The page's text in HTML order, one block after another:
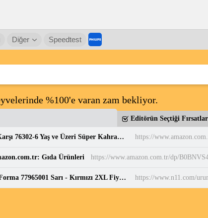
Diğer Speedtest
%100'e varan zam bekliyor.
Editörün Seçtiği Fırsatlar
LEGO DC Superman Robotu, Lex Luthor’a Karşı 76302-6 Yaş ve Üzeri Süper Kahraman Sevenler için Yaratıcı Oyuncak Yapım Seti, Doğum Günü Hediyesi (120 Parça) : Amazon.com.tr: Oyuncak https://
Gıda Ürünleri https://www.amazon.com.tr/dp/
Galatasaray Puma 2024/2025 İç Saha Parçalı Forma 77965001 Sarı - Kırmızı 2XL Fiyatları ve Özellikleri